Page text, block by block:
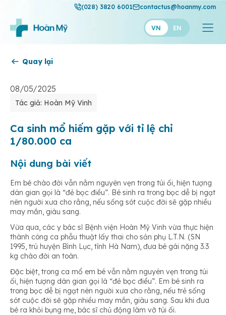
(028) 3820 6001 contactus@hoanmy.com
VN EN
Thuận Mỹ
Quay lại
08/05/2025
Tác giả: Hoàn Mỹ Vinh
Ca sinh mổ hiếm gặp với tỉ lệ chỉ
1/80.000 ca
Nội dung bài viết
Em bé chào đời vẫn nằm nguyên vẹn trong túi ối, hiện tượng
dân gian gọi là “đẻ bọc điều”. Bé sinh ra trong bọc dễ bị ngạt
nên người xưa cho rằng, nếu sống sót cuộc đời sẽ gặp nhiều
may mắn, giàu sang.
Vừa qua, các y bác sĩ Bệnh viện Hoàn Mỹ Vinh vừa thực hiện
thành công ca phẫu thuật lấy thai cho sản phụ L.T.N. (SN
1995, trú huyện Bình Lục, tỉnh Hà Nam), đưa bé gái nặng 3.3
kg chào đời an toàn.
Đặc biệt, trong ca mổ em bé vẫn nằm nguyên vẹn trong túi
ối, hiện tượng dân gian gọi là “đẻ bọc điều”. Em bé sinh ra
trong bọc dễ bị ngạt nên người xưa cho rằng, nếu trẻ sống
sót cuộc đời sẽ gặp nhiều may mắn, giàu sang. Sau khi đưa
bé ra khỏi bụng mẹ, bác sĩ chủ động làm vỡ túi ối.